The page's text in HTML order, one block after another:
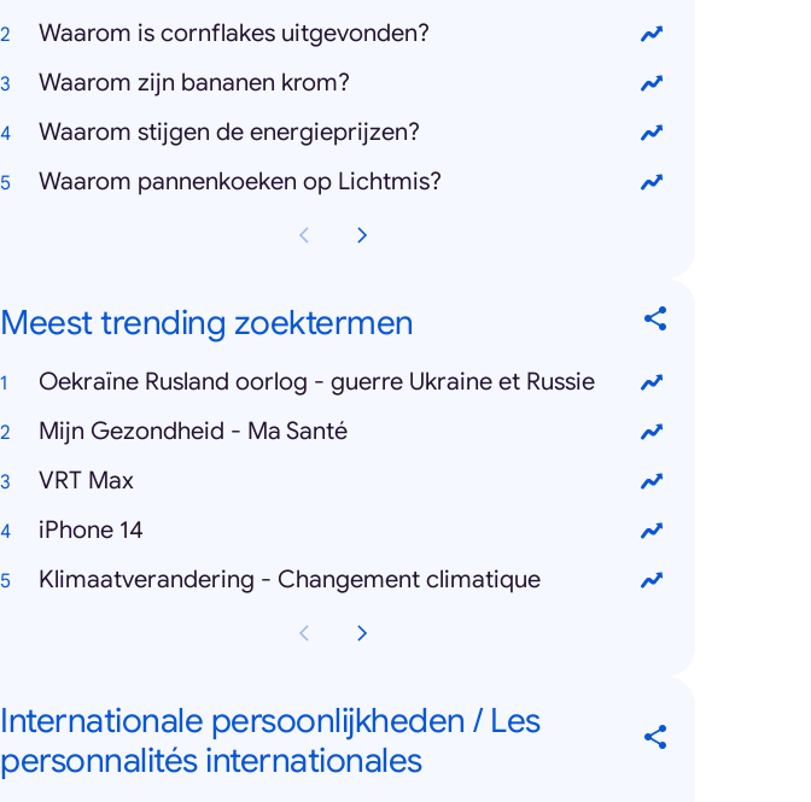
Waarom is cornflakes uitgevonden?
Waarom zijn bananen krom?
Waarom stijgen de energieprijzen?
Waarom pannenkoeken op Lichtmis?
Meest trending zoektermen
Oekraïne Rusland oorlog - guerre Ukraine et Russie
Mijn Gezondheid - Ma Santé
VRT Max
iPhone 14
Klimaatverandering - Changement climatique
Internationale persoonlijkheden / Les
personnalités internationales